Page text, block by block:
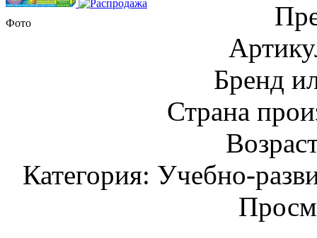
Фото
Бренд
Страна
Категория: Учебно-